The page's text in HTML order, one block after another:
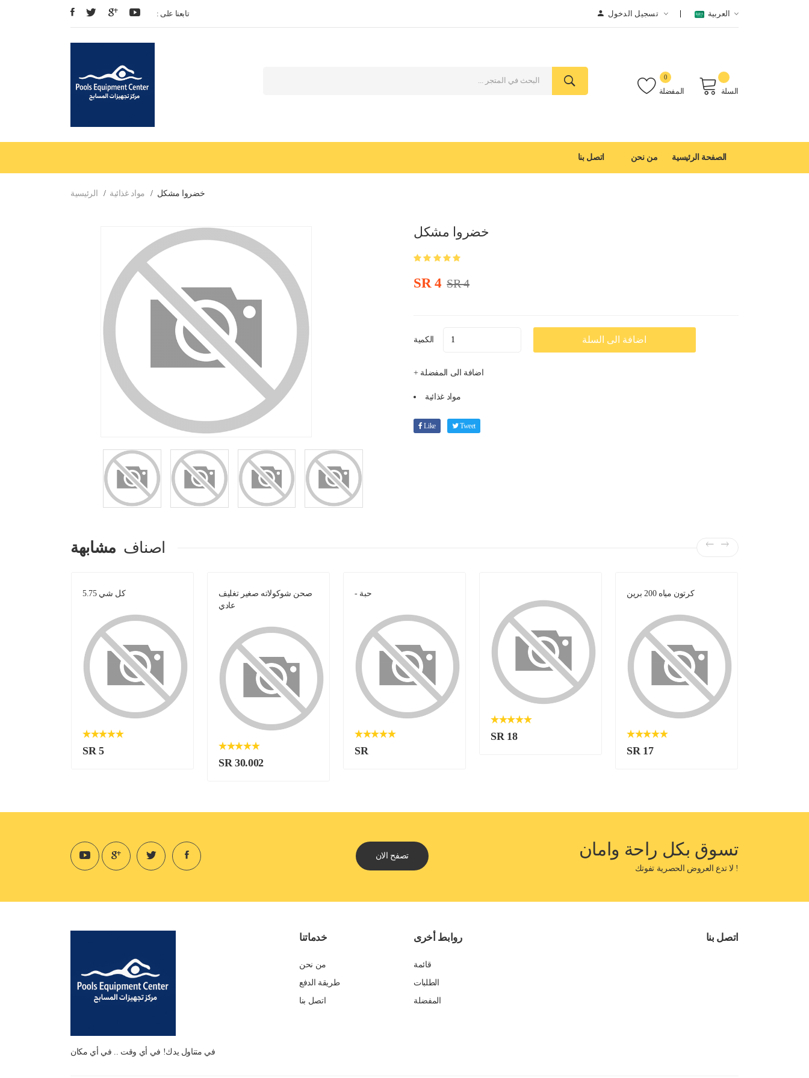
: تابعنا على تسجيل الدخول العربية
المفضلة
0
السلة
الصفحة الرئيسية من نحن اتصل بنا
الرئيسية مواد غذائية خضروا مشكل
خضروا مشكل
SR 4 SR 4
الكمية اضافة الى السلة
+ اضافة الى المفضلة
مواد غذائية
Like Tweet
اصناف مشابهة
كل شي 5.75
SR 5
صحن شوكولاته صغير تغليف
عادي
SR 30.002
- حبة
SR
SR 18
كرتون مياه 200 برين
SR 17
تسوق بكل راحة وامان
! لا تدع العروض الحصرية تفوتك
تصفح الان
في متناول يدك! في أي وقت .. في أي مكان
خدماتنا
من نحن
طريقة الدفع
اتصل بنا
روابط أخرى
قائمة
الطلبات
المفضلة
اتصل بنا